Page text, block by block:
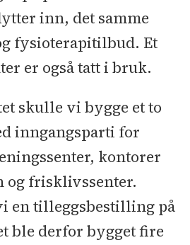
inn, det samme
fysioterapitilbud. Et
er også tatt i bruk.
skulle vi bygge et to
inngangsparti for
kontorer
og frisklivssenter.
en tilleggsbestilling på
ble derfor bygget fire